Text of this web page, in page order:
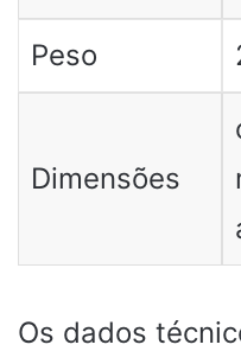
Peso
Dimensões
Os dados